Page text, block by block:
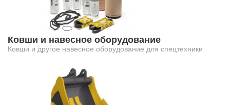
Ковши и навесное оборудование
Ковши и другое навесное оборудование для спецтехники